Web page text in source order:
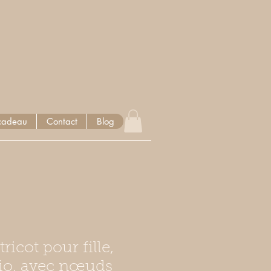
Contact Blog
pour fille,
avec nœuds